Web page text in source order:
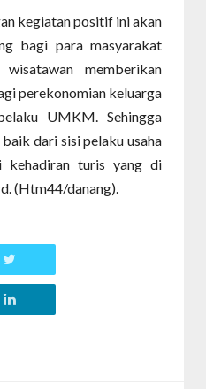
kegiatan positif ini akan
bagi para masyarakat
memberikan
perekonomian keluarga
UMKM. Sehingga
dari sisi pelaku usaha
kehadiran turis yang di
(Htm44/danang).